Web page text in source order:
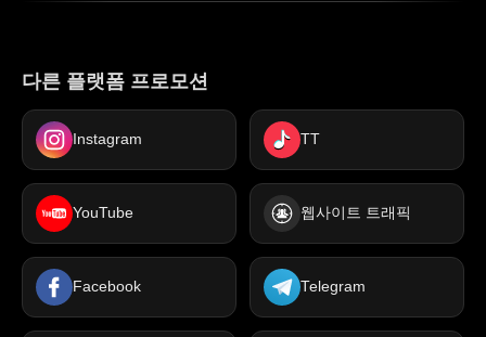
다른 플랫폼 프로모션
Instagram TT
YouTube 웹사이트 트래픽
Facebook Telegram